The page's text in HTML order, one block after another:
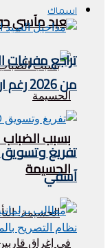
يعيد مآسي
بسبب
الحسيمة
اسماك
من 2026 رغم ارتفاع قيمتها
آسفي